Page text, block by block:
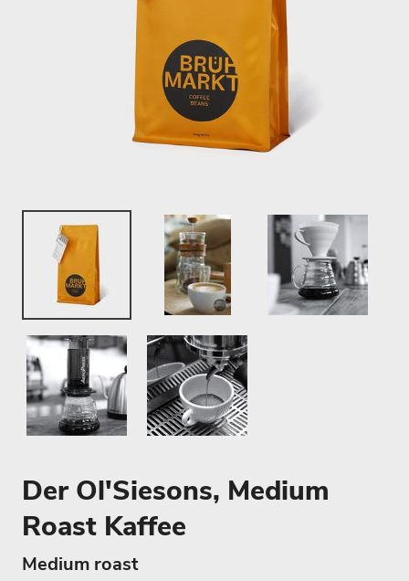
Der Ol'Siesons, Medium
Roast Kaffee
Medium roast